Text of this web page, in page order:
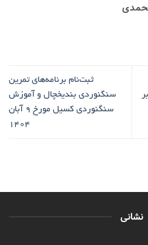
ثبت‌نام برنامه‌های تمرین
سنگنوردی بندیخچال و آموزش
سنگنوردی کسیل مورخ ۹ آبان
۱۴۰۴
نشانی